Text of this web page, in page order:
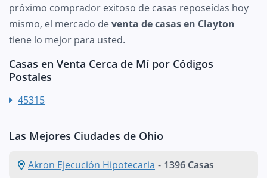
próximo comprador exitoso de casas reposeídas hoy
mismo, el mercado deventa de casas en Clayton
tiene lo mejor para usted.
Casas en Venta Cerca de Mí por Códigos
Postales
45315
Las Mejores Ciudades de Ohio
Akron Ejecución Hipotecaria - 1396 Casas